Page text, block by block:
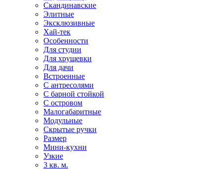
Скандинавские
Элитные
Эксклюзивные
Хай-тек
Особенности
Для студии
Для хрущевки
Для дачи
Встроенные
С антресолями
С барной стойкой
С островом
Малогабаритные
Модульные
Скрытые ручки
Размер
Мини-кухни
Узкие
3 кв. м.